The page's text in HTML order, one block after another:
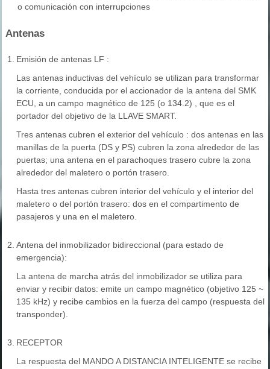
o comunicación con interrupciones
Antenas
1. Emisión de antenas LF :
Las antenas inductivas del vehículo se utilizan para transformar
la corriente, conducida por el accionador de la antena del SMK
ECU, a un campo magnético de 125 (o 134.2) , que es el
portador del objetivo de la LLAVE SMART.
Tres antenas cubren el exterior del vehículo : dos antenas en las
manillas de la puerta (DS y PS) cubren la zona alrededor de las
puertas; una antena en el parachoques trasero cubre la zona
alrededor del maletero o portón trasero.
Hasta tres antenas cubren interior del vehículo y el interior del
maletero o del portón trasero: dos en el compartimento de
pasajeros y una en el maletero.
2. Antena del inmobilizador bidireccional (para estado de
emergencia):
La antena de marcha atrás del inmobilizador se utiliza para
enviar y recibir datos: emite un campo magnético (objetivo 125 ~
135 kHz) y recibe cambios en la fuerza del campo (respuesta del
transponder).
3. RECEPTOR
La respuesta del MANDO A DISTANCIA INTELIGENTE se recibe